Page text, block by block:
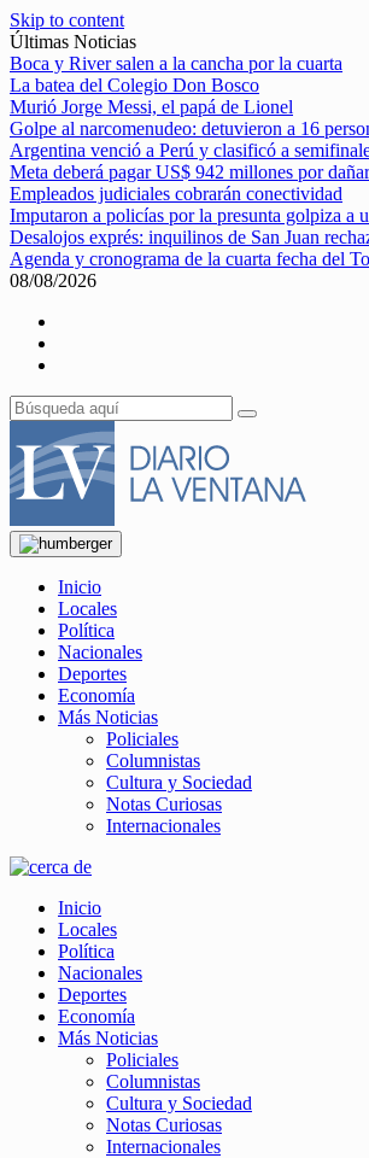
Skip to content
Últimas Noticias
Boca y River salen a la cancha por la cuarta
La batea del Colegio Don Bosco
Murió Jorge Messi, el papá de Lionel
Golpe al narcomenudeo: detuvieron a 16
Argentina venció a Perú y clasificó a
Meta deberá pagar US$ 942 millones por
Empleados judiciales cobrarán conectividad
Imputaron a policías por la presunta golpiza a
Desalojos exprés: inquilinos de San Juan
Agenda y cronograma de la cuarta fecha del
08/08/2026
Inicio
Locales
Política
Nacionales
Deportes
Economía
Más Noticias
Policiales
Columnistas
Cultura y Sociedad
Notas Curiosas
Internacionales
Inicio
Locales
Política
Nacionales
Deportes
Economía
Más Noticias
Policiales
Columnistas
Cultura y Sociedad
Notas Curiosas
Internacionales